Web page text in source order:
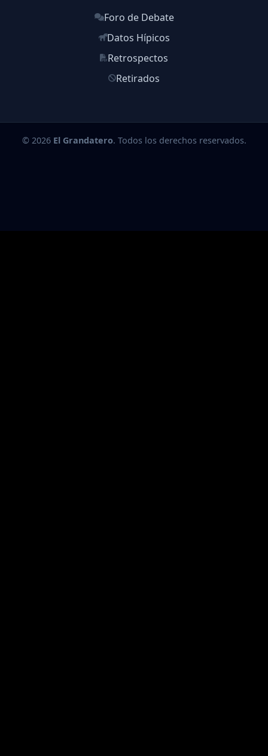
Foro de Debate
Datos Hípicos
Retrospectos
Retirados
© 2026 El Grandatero. Todos los derechos reservados.